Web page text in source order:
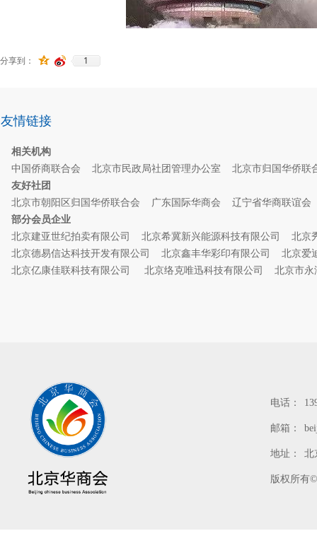
分享到： 1
电话：
邮箱：
地址： 北
版权所有©
相关机构
中国侨商联合会
北京市民政局社团管理办公室
北京市归国华侨联
友好社团
北京市朝阳区归国华侨联合会
广东国际华商会 辽宁省华商联谊
部分会员企业
北京建亚世纪拍卖有限公司
北京希冀新兴能源科技有限公司
北京
北京德易信达科技开发有限公司
北京鑫丰华彩印有限公司
北京爱
北京亿康佳联科技有限公司
北京络克唯迅科技有限公司 北京市
友情链接